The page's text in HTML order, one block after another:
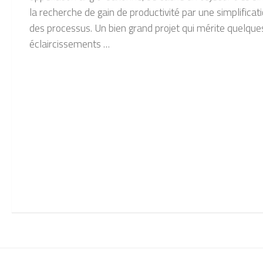
la recherche de gain de productivité par une
des processus. Un bien grand projet qui mérite
éclaircissements …